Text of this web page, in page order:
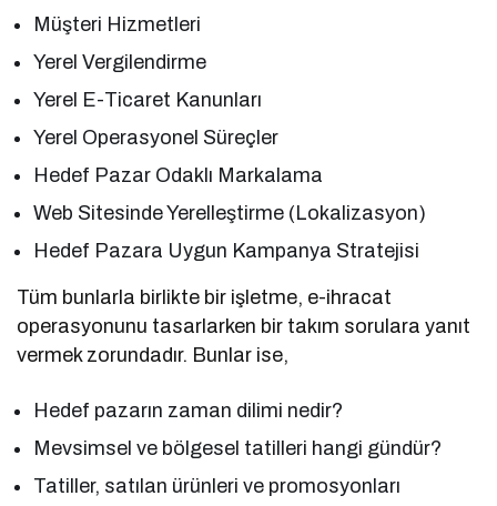
Müşteri Hizmetleri
Yerel Vergilendirme
Yerel E-Ticaret Kanunları
Yerel Operasyonel Süreçler
Hedef Pazar Odaklı Markalama
Web Sitesinde Yerelleştirme (Lokalizasyon)
Hedef Pazara Uygun Kampanya Stratejisi
Tüm bunlarla birlikte bir işletme, e-ihracat
operasyonunu tasarlarken bir takım sorulara yanıt
vermek zorundadır. Bunlar ise,
Hedef pazarın zaman dilimi nedir?
Mevsimsel ve bölgesel tatilleri hangi gündür?
Tatiller, satılan ürünleri ve promosyonları